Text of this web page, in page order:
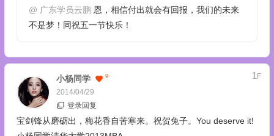
@ 广东学员云鹏恩，相信付出就会有回报，我们的未来
不是梦！同祝五一节快乐！
小杨同学 9
2014/04/29
1 F
登录回复
宝剑锋从磨砺出，梅花香自苦寒来。祝贺兔子。You deserve it!